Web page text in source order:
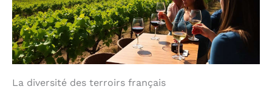
La diversité des terroirs français